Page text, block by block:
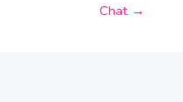
Chat →